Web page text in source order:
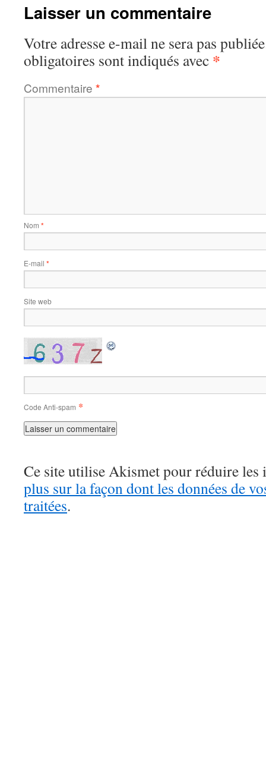
Laisser un commentaire
Votre adresse e-mail ne sera pas
obligatoires sont indiqués avec *
Commentaire *
Nom *
E-mail *
Site web
Code Anti-spam *
Ce site utilise Akismet pour réduire les
plus sur la façon dont les données de
traitées.